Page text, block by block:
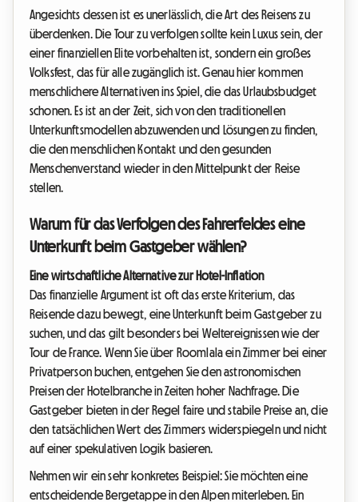
Angesichts dessen ist es unerlässlich, die Art des Reisens zu
überdenken. Die Tour zu verfolgen sollte kein Luxus sein, der
einer finanziellen Elite vorbehalten ist, sondern ein großes
Volksfest, das für alle zugänglich ist. Genau hier kommen
menschlichere Alternativen ins Spiel, die das Urlaubsbudget
schonen. Es ist an der Zeit, sich von den traditionellen
Unterkunftsmodellen abzuwenden und Lösungen zu finden,
die den menschlichen Kontakt und den gesunden
Menschenverstand wieder in den Mittelpunkt der Reise
stellen.
Warum für das Verfolgen des Fahrerfeldes eine
Unterkunft beim Gastgeber wählen?
Eine wirtschaftliche Alternative zur Hotel-Inflation
Das finanzielle Argument ist oft das erste Kriterium, das
Reisende dazu bewegt, eine Unterkunft beim Gastgeber zu
suchen, und das gilt besonders bei Weltereignissen wie der
Tour de France. Wenn Sie über Roomlala ein Zimmer bei einer
Privatperson buchen, entgehen Sie den astronomischen
Preisen der Hotelbranche in Zeiten hoher Nachfrage. Die
Gastgeber bieten in der Regel faire und stabile Preise an, die
den tatsächlichen Wert des Zimmers widerspiegeln und nicht
auf einer spekulativen Logik basieren.
Nehmen wir ein sehr konkretes Beispiel: Sie möchten eine
entscheidende Bergetappe in den Alpen miterleben. Ein